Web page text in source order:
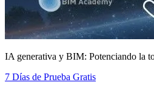
IA generativa y BIM: Potenciando la
7 Días de Prueba Gratis